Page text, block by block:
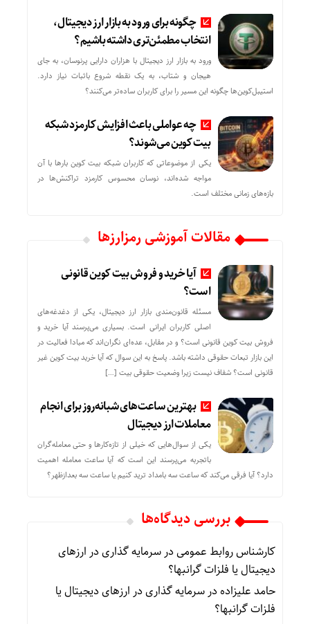
چگونه برای ورود به بازار ارز دیجیتال،
انتخاب مطمئن‌تری داشته باشیم؟
ورود به بازار ارز دیجیتال با هزاران دارایی پرنوسان، به جای
هیجان و شتاب، به یک نقطه شروع باثبات نیاز دارد.
استیبل‌کوین‌ها چگونه این مسیر را برای کاربران ساده‌تر می‌کنند؟
چه عواملی باعث افزایش کارمزد شبکه
بیت کوین می‌شوند؟
یکی از موضوعاتی که کاربران شبکه بیت کوین بارها با آن
مواجه شده‌اند، نوسان محسوس کارمزد تراکنش‌ها در
بازه‌های زمانی مختلف است.
مقالات آموزشی رمزارزها
آیا خرید و فروش بیت کوین قانونی
است؟
مسئله قانون‌مندی بازار ارز دیجیتال، یکی از دغدغه‌های
اصلی کاربران ایرانی است. بسیاری می‌پرسند آیا خرید و
فروش بیت کوین قانونی است؟ و در مقابل، عده‌ای نگران‌اند که مبادا فعالیت در
این بازار تبعات حقوقی داشته باشد. پاسخ به این سوال که آیا خرید بیت کوین غیر
قانونی است؟ شفاف نیست زیرا وضعیت حقوقی بیت‌ […]
بهترین ساعت‌های شبانه‌روز برای انجام
معاملات ارز دیجیتال
یکی از سوال‌هایی که خیلی از تازه‌کارها و حتی معامله‌گران
باتجربه می‌پرسند این است که آیا ساعت معامله اهمیت
دارد؟ آیا فرقی می‌کند که ساعت سه بامداد ترید کنیم یا ساعت سه بعدازظهر؟
بررسی دیدگاه‌ها
کارشناس روابط عمومیدرسرمایه گذاری در ارزهای
دیجیتال یا فلزات گرانبها؟
حامد علیزادهدرسرمایه گذاری در ارزهای دیجیتال یا
فلزات گرانبها؟